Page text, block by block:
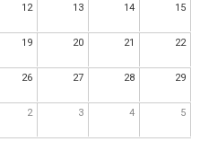
12 13 14 15
19 20 21 22
26 27 28 29
2 3 4 5